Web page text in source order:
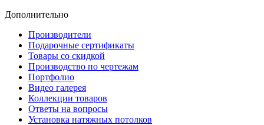
Дополнительно
Производители
Подарочные сертификаты
Товары со скидкой
Производство по чертежам
Портфолио
Видео галерея
Коллекции товаров
Ответы на вопросы
Установка натяжных потолков